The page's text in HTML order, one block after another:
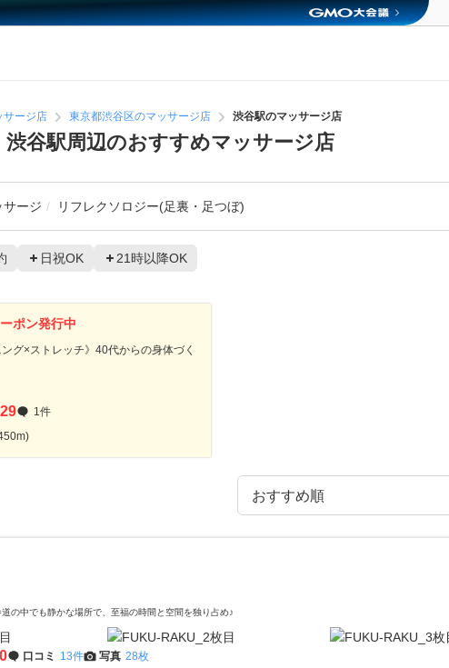
サージ店 東京都渋谷区のマッサージ店 渋谷駅のマッサージ店
渋谷駅周辺のおすすめマッサージ店
サージ リフレクソロジー(足裏・足つぼ)
日祝OK 21時以降OK
ポン発行中
ング×ストレッチ》40代からの身体づく
1件
道の中でも静かな場所で、至福の時間と空間を独り占め♪
口コミ 13件 写真 28枚